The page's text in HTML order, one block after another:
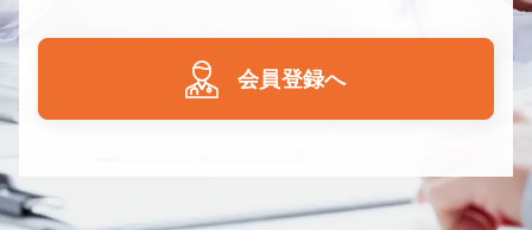
会員登録へ